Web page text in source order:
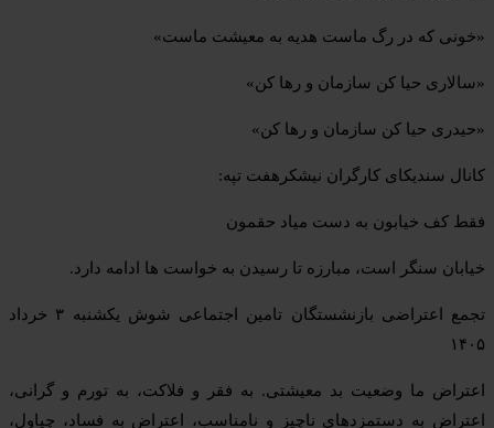
«خونی که در رگ ماست هدیه به معیشت ماست»
«سالاری حیا کن سازمان و رها کن»
«حیدری حیا کن سازمان و رها کن»
کانال سندیکای کارگران نیشکرهفت تپه:
فقط کف خیابون به دست میاد حقمون
خیابان سنگر است، مبارزه تا رسیدن به خواست ها ادامه دارد.
تجمع اعتراضی بازنشستگان تامین اجتماعی شوش یکشنبه ۳ خرداد
۱۴۰۵
اعتراض ما وضعیت بد معیشتی. به فقر و فلاکت، به تورم و گرانی،
اعتراض به دستمزدهای ناچیز و نامناسب، اعتراض به فساد، چپاول،